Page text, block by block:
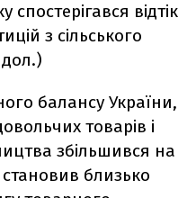
відтік
з сільського
балансу України,
товарів і
збільшився на
близько